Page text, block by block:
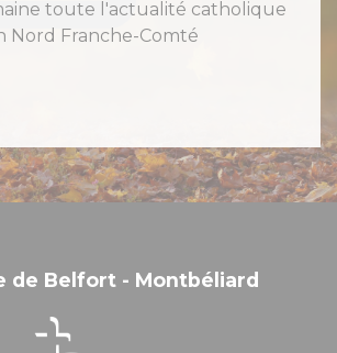
toute l'actualité catholique
Nord Franche-Comté
de Belfort - Montbéliard